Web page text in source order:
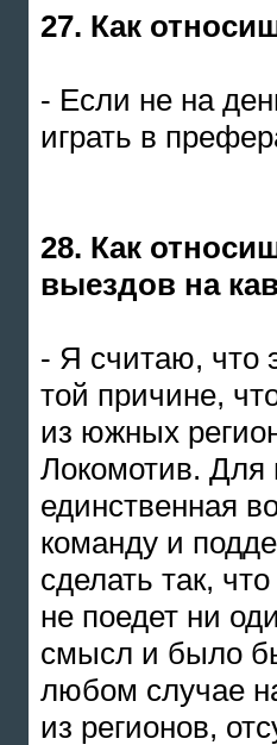
27. Как
- Если не на
играть в
28. Как
выездов на
- Я считаю, что
той причине,
из южных
Локомотив. Для
единственная
команду и
сделать так,
не поедет ни
смысл и было
любом случае
из регионов,